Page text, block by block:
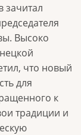
зачитал
Высоко
что новый
для
к
традиции и